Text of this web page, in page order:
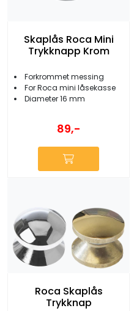
Skaplås Roca Mini
Trykknapp Krom
Forkrommet messing
For Roca mini låsekasse
Diameter 16 mm
89,-
Roca Skaplås
Trykknap